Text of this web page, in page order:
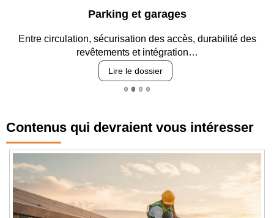
Parking et garages
Entre circulation, sécurisation des accès, durabilité des
revêtements et intégration…
Lire le dossier
Contenus qui devraient vous intéresser